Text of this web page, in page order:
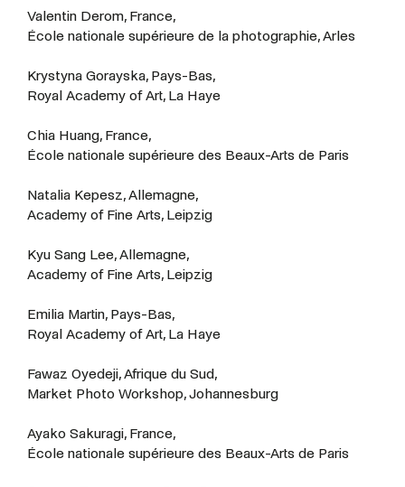
Valentin Derom, France,
École nationale supérieure de la photographie, Arles
Krystyna Gorayska, Pays-Bas,
Royal Academy of Art, La Haye
Chia Huang, France,
École nationale supérieure des Beaux-Arts de Paris
Natalia Kepesz, Allemagne,
Academy of Fine Arts, Leipzig
Kyu Sang Lee, Allemagne,
Academy of Fine Arts, Leipzig
Emilia Martin, Pays-Bas,
Royal Academy of Art, La Haye
Fawaz Oyedeji, Afrique du Sud,
Market Photo Workshop, Johannesburg
Ayako Sakuragi, France,
École nationale supérieure des Beaux-Arts de Paris